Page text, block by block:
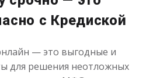
с Кредиской
— это выгодные и
для решения неотложных